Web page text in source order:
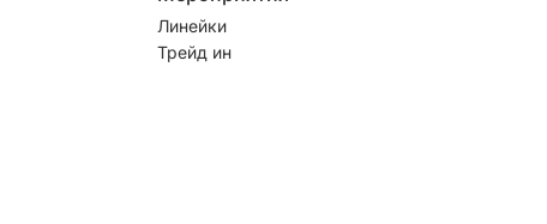
Линейки
Трейд ин